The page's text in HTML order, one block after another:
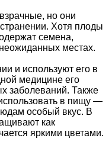
но они
Хотя плоды
семена,
местах.
и используют его в
медицине его
заболеваний. Также
в пищу —
особый вкус. В
как
яркими цветами.